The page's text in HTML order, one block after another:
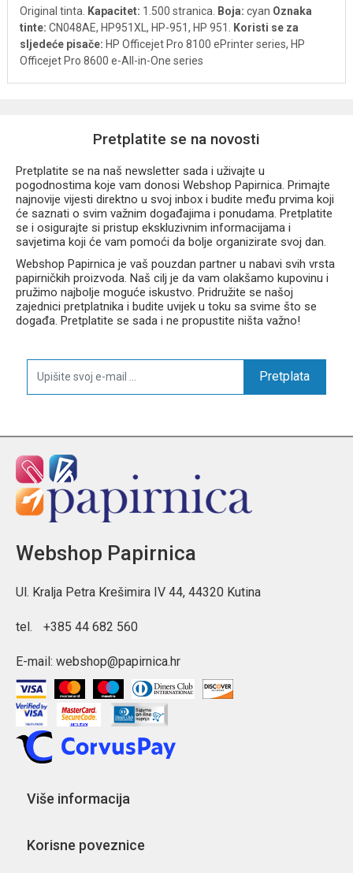
Original tinta. Kapacitet: 1.500 stranica. Boja: cyan Oznaka
tinte: CN048AE, HP951XL, HP-951, HP 951. Koristi se za
sljedeće pisače: HP Officejet Pro 8100 ePrinter series, HP
Officejet Pro 8600 e-All-in-One series
Pretplatite se na novosti
Pretplatite se na naš newsletter sada i uživajte u
pogodnostima koje vam donosi Webshop Papirnica. Primajte
najnovije vijesti direktno u svoj inbox i budite među prvima koji
će saznati o svim važnim događajima i ponudama. Pretplatite
se i osigurajte si pristup ekskluzivnim informacijama i
savjetima koji će vam pomoći da bolje organizirate svoj dan.
Webshop Papirnica je vaš pouzdan partner u nabavi svih vrsta
papirničkih proizvoda. Naš cilj je da vam olakšamo kupovinu i
pružimo najbolje moguće iskustvo. Pridružite se našoj
zajednici pretplatnika i budite uvijek u toku sa svime što se
događa. Pretplatite se sada i ne propustite ništa važno!
Pretplata
Webshop Papirnica
Ul. Kralja Petra Krešimira IV 44, 44320 Kutina
tel. +385 44 682 560
E-mail: webshop@papirnica.hr
Više informacija
Korisne poveznice